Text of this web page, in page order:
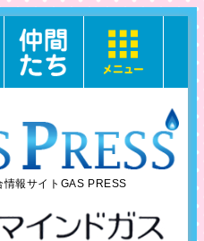
報サイトGAS PRESS